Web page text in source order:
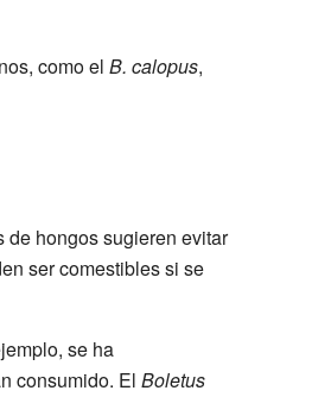
como el B. calopus,
hongos sugieren evitar
ser comestibles si se
se ha
consumido. El Boletus